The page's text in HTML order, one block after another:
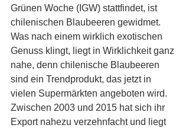
Grünen Woche (IGW) stattfindet, ist
chilenischen Blaubeeren gewidmet.
Was nach einem wirklich exotischen
Genuss klingt, liegt in Wirklichkeit ganz
nahe, denn chilenische Blaubeeren
sind ein Trendprodukt, das jetzt in
vielen Supermärkten angeboten wird.
Zwischen 2003 und 2015 hat sich ihr
Export nahezu verzehnfacht und liegt